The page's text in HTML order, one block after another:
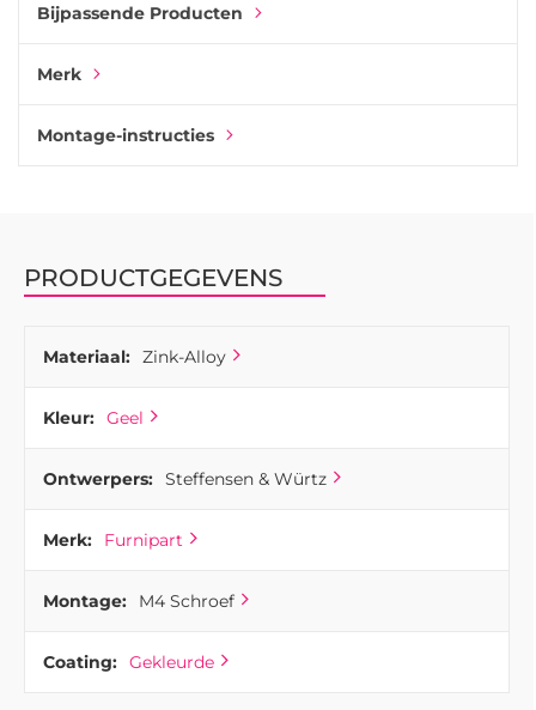
toevoegen. Het werkt ook goed samen met bijpassende
Bijpassende Producten
Merk
Montage-instructies
PRODUCTGEGEVENS
Materiaal: Zink-Alloy
Kleur: Geel
Ontwerpers: Steffensen & Würtz
Merk: Furnipart
Montage: M4 Schroef
Coating: Gekleurde